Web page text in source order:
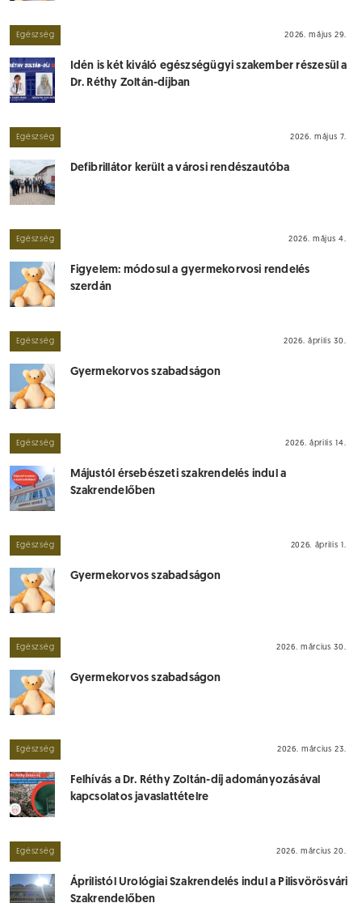
Egészség 2026. május 29.
Idén is két kiváló egészségügyi szakember részesül a
Dr. Réthy Zoltán-díjban
Egészség 2026. május 7.
Defibrillátor került a városi rendészautóba
Egészség 2026. május 4.
Figyelem: módosul a gyermekorvosi rendelés
szerdán
Egészség 2026. április 30.
Gyermekorvos szabadságon
Egészség 2026. április 14.
Májustól érsebészeti szakrendelés indul a
Szakrendelőben
Egészség 2026. április 1.
Gyermekorvos szabadságon
Egészség 2026. március 30.
Gyermekorvos szabadságon
Egészség 2026. március 23.
Felhívás a Dr. Réthy Zoltán-díj adományozásával
kapcsolatos javaslattételre
Egészség 2026. március 20.
Áprilistól Urológiai Szakrendelés indul a Pilisvörösvári
Szakrendelőben